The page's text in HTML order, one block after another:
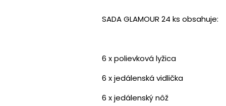
SADA GLAMOUR 24 ks obsahuje:
6 x polievková lyžica
6 x jedálenská vidlička
6 x jedálenský nôž